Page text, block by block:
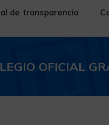
de transparencia
OFICIAL